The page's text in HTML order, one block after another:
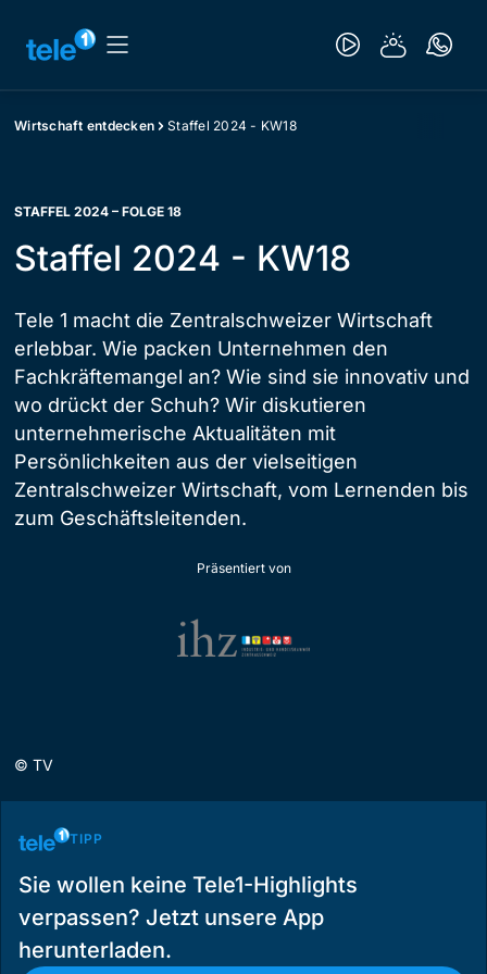
Wirtschaft entdecken Staffel 2024 - KW18
STAFFEL 2024 – FOLGE 18
Staffel 2024 - KW18
Tele 1 macht die Zentralschweizer Wirtschaft
erlebbar. Wie packen Unternehmen den
Fachkräftemangel an? Wie sind sie innovativ und
wo drückt der Schuh? Wir diskutieren
unternehmerische Aktualitäten mit
Persönlichkeiten aus der vielseitigen
Zentralschweizer Wirtschaft, vom Lernenden bis
zum Geschäftsleitenden.
Präsentiert von
© TV
TIPP
Sie wollen keine Tele1-Highlights
verpassen? Jetzt unsere App
herunterladen.